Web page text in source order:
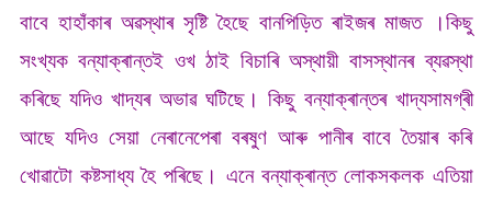
বাবে হাহাঁকাৰ অৱস্থাৰ সৃষ্টি হৈছে বানপিড়িত ৰাইজৰ মাজত ।কিছু
সংখ্যক বন্যাক্ৰান্তই ওখ ঠাই বিচাৰি অস্থায়ী বাসস্থানৰ ব্যৱস্থা
কৰিছে যদিও খাদ্যৰ অভাৱ ঘটিছে। কিছু বন্যাক্ৰান্তৰ খাদ্যসামগ্ৰী
আছে যদিও সেয়া নেৰানেপেৰা বৰষুণ আৰু পানীৰ বাবে তৈয়াৰ কৰি
খোৱাটো কষ্টসাধ্য হৈ পৰিছে। এনে বন্যাক্ৰান্ত লোকসকলক এতিয়া